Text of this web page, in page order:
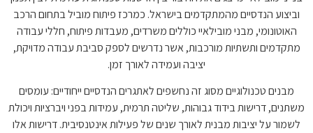
וביצוע הנדסיים מהמתקדמים בישראל. כמרכז פיתוח מוביל בתחום הרכב
האוטונומי, מבני מובילאיי כוללים משרדים, מעבדות פיתוח, חללי עבודה
מתקדמים ותשתיות מורכבות, אשר נדרשים לספק סביבת עבודה מדויקת,
יציבה ועמידה לאורך זמן.
מבנים טכנולוגיים מסוג זה נחשפים לאתגרים הנדסיים ייחודיים: עומסים
משתנים, דרישות בידוד גבוהות, שליטה תרמית, עמידות בפני ויברציות ויכולת
לשמור על יציבות מבנית לאורך שנים של פעילות אינטנסיבית. דרישות אלו